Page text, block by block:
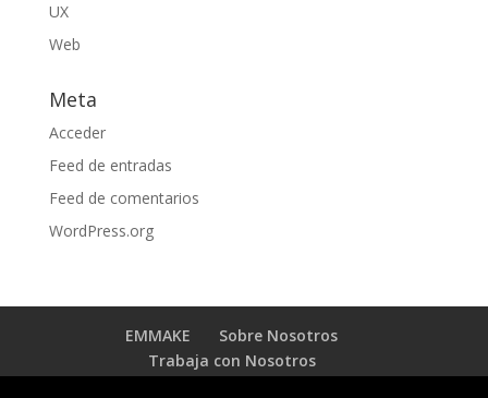
UX
Web
Meta
Acceder
Feed de entradas
Feed de comentarios
WordPress.org
EMMAKE
Sobre Nosotros
Trabaja con Nosotros